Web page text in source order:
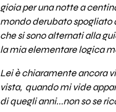
gioia per una notte a
mondo derubato
che si sono alternati alla
la mia elementare logica
Lei è chiaramente ancora
vista, quando mi vide
di quegli anni...non so se